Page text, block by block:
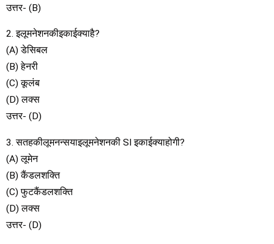
उत्तर- (B)
2. इलूमनेशनकीइकाईक्याहै?
(A) डेसिबल
(B) हेनरी
(C) कूलंब
(D) लक्स
उत्तर- (D)
3. सतहकीलूमनन्सयाइलूमनेशनकी SI इकाईक्याहोगी?
(A) लूमेन
(B) कैंडलशक्ति
(C) फुटकैंडलशक्ति
(D) लक्स
उत्तर- (D)